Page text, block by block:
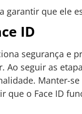
garantir que ele
ID
segurança e
Ao seguir as
Manter-
o Face ID